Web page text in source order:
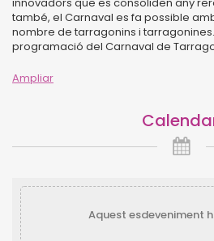
també, el Carnaval es fa possible
nombre de tarragonins i
programació del Carnaval de
Ampliar
Aquest esdeveniment